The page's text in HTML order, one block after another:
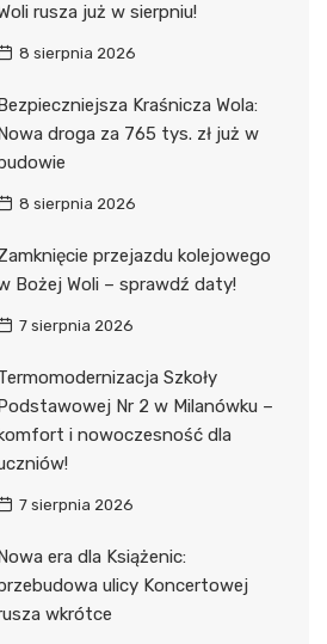
rusza już w sierpniu!
8 sierpnia 2026
Kraśnicza Wola:
droga za 765 tys. zł już w
8 sierpnia 2026
przejazdu kolejowego
Bożej Woli – sprawdź daty!
7 sierpnia 2026
Szkoły
Nr 2 w Milanówku –
i nowoczesność dla
7 sierpnia 2026
era dla Książenic:
ulicy Koncertowej
wkrótce